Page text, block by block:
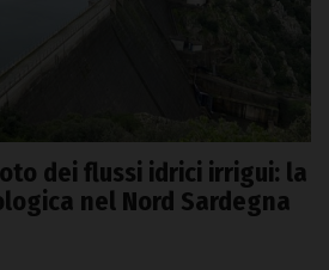
dei flussi idrici irrigui: la
nel Nord Sardegna